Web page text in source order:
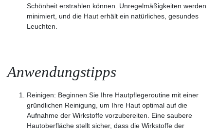
Schönheit erstrahlen können. Unregelmäßigkeiten werden
minimiert, und die Haut erhält ein natürliches, gesundes
Leuchten.
Anwendungstipps
Reinigen: Beginnen Sie Ihre Hautpflegeroutine mit einer
gründlichen Reinigung, um Ihre Haut optimal auf die
Aufnahme der Wirkstoffe vorzubereiten. Eine saubere
Hautoberfläche stellt sicher, dass die Wirkstoffe der